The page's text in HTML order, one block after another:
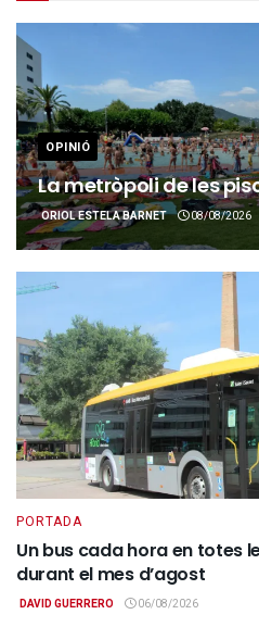
OPINIÓ
La metròpoli de les
ORIOL ESTELA BARNET 08/08/2026
PORTADA
Un bus cada hora en totes
durant el mes d’agost
DAVID GUERRERO 06/08/2026